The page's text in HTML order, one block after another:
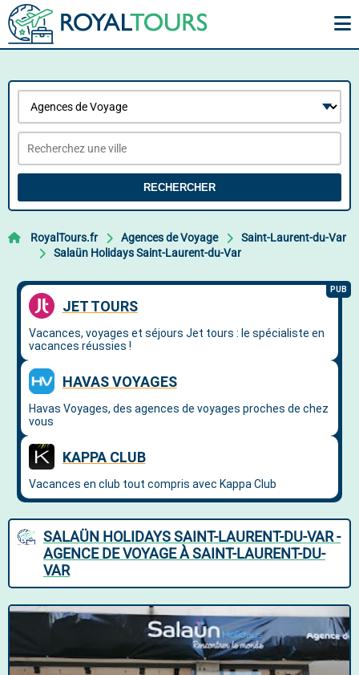
RECHERCHER
RoyalTours.fr Agences de Voyage
Saint-Laurent-du-Var
Salaün Holidays Saint-Laurent-du-Var
SALAÜN HOLIDAYS SAINT-LAURENT-DU-VAR -
AGENCE DE VOYAGE À SAINT-LAURENT-DU-
VAR